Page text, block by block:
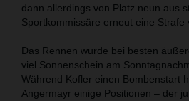
dann allerdings von Platz neun aus
Sportkommissäre erneut eine Strafe
Das Rennen wurde bei besten
viel Sonnenschein am
Während Kofler einen Bombenstart
Angermayr einige Positionen – der